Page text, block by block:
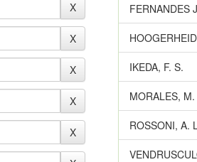
FERNANDES
IKEDA, F. S.
MORALES,
ROSSONI, A.